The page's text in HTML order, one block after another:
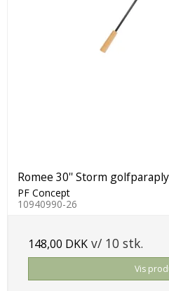
Romee 30'' Storm
PF Concept
10940990-26
148,00 DKK v/ 10 stk.
Vis